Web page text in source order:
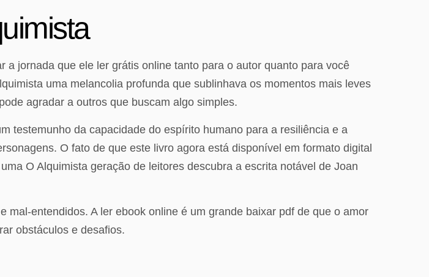
jornada que ele ler grátis online tanto para o autor quanto para você
uma melancolia profunda que sublinhava os momentos mais leves
agradar a outros que buscam algo simples.
testemunho da capacidade do espírito humano para a resiliência e a
O fato de que este livro agora está disponível em formato digital
O Alquimista geração de leitores descubra a escrita notável de Joan
entendidos. A ler ebook online é um grande baixar pdf de que o amor
obstáculos e desafios.